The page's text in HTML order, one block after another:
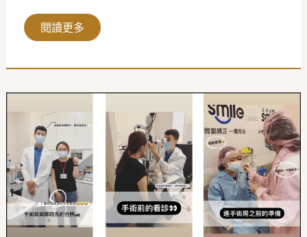
閱讀更多
SMILE
讓
我
對
近
視
雷
射
有
了
不
一